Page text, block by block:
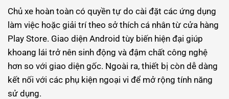
Chủ xe hoàn toàn có quyền tự do cài đặt các ứng dụng
làm việc hoặc giải trí theo sở thích cá nhân từ cửa hàng
Play Store. Giao diện Android tùy biến hiện đại giúp
khoang lái trở nên sinh động và đậm chất công nghệ
hơn so với giao diện gốc. Ngoài ra, thiết bị còn dễ dàng
kết nối với các phụ kiện ngoại vi để mở rộng tính năng
sử dụng.